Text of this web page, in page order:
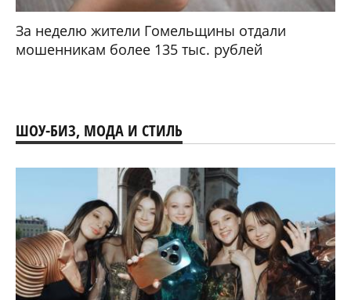
За неделю жители Гомельщины отдали
мошенникам более 135 тыс. рублей
ШОУ-БИЗ, МОДА И СТИЛЬ